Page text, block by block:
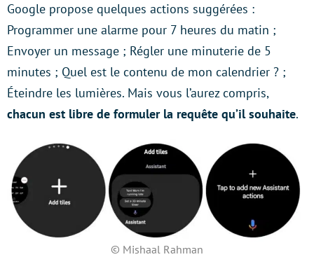
Google propose quelques actions suggérées :
Programmer une alarme pour 7 heures du matin ;
Envoyer un message ; Régler une minuterie de 5
minutes ; Quel est le contenu de mon calendrier ? ;
Éteindre les lumières. Mais vous l’aurez compris,
chacun est libre de formuler la requête qu’il souhaite.
© Mishaal Rahman